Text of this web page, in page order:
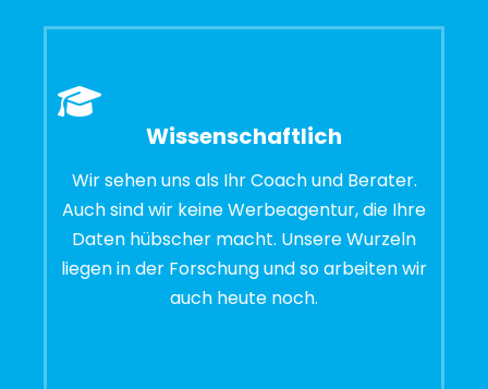
Wissenschaftlich
Wir sehen uns als Ihr Coach und Berater.
Auch sind wir keine Werbeagentur, die Ihre
Daten hübscher macht. Unsere Wurzeln
liegen in der Forschung und so arbeiten wir
auch heute noch.